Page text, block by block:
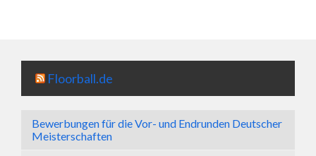
Floorball.de
Bewerbungen für die Vor- und Endrunden Deutscher
Meisterschaften